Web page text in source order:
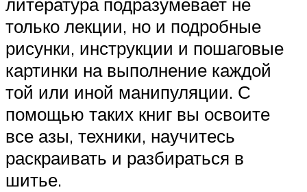
только лекции, но и подробные
рисунки, инструкции и пошаговые
картинки на выполнение каждой
той или иной манипуляции. С
помощью таких книг вы освоите
все азы, техники, научитесь
раскраивать и разбираться в
шитье.